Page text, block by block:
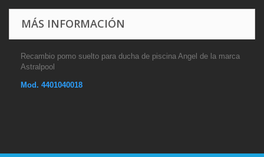
MÁS INFORMACIÓN
Recambio pomo suelto para ducha de piscina Angel de la marca
Astralpool
Mod. 4401040018